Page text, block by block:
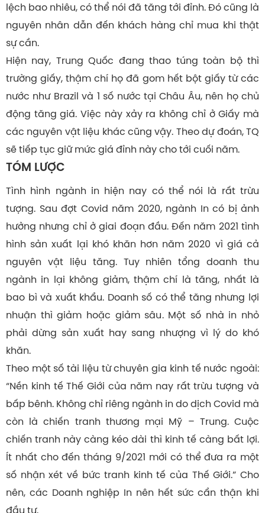
lệch bao nhiêu, có thể nói đã tăng tới đỉnh. Đó cũng là
nguyên nhân dẫn đến khách hàng chỉ mua khi thật
sự cần.
Hiện nay, Trung Quốc đang thao túng toàn bộ thì
trường giấy, thậm chí họ đã gom hết bột giấy từ các
nước như Brazil và 1 số nước tại Châu Âu, nên họ chủ
động tăng giá. Việc này xảy ra không chỉ ở Giấy mà
các nguyên vật liệu khác cũng vậy. Theo dự đoán, TQ
sẽ tiếp tục giữ mức giá đỉnh này cho tới cuối năm.
TÓM LƯỢC
Tình hình ngành in hiện nay có thể nói là rất trừu
tượng. Sau đợt Covid năm 2020, ngành In có bị ảnh
hưởng nhưng chỉ ở giai đoạn đầu. Đến năm 2021 tình
hình sản xuất lại khó khăn hơn năm 2020 vì giá cả
nguyên vật liệu tăng. Tuy nhiên tổng doanh thu
ngành in lại không giảm, thậm chí là tăng, nhất là
bao bì và xuất khẩu. Doanh số có thể tăng nhưng lợi
nhuận thì giảm hoặc giảm sâu. Một số nhà in nhỏ
phải dừng sản xuất hay sang nhượng vì lý do khó
khăn.
Theo một số tài liệu từ chuyên gia kinh tế nước ngoài:
“Nền kinh tế Thế Giới của năm nay rất trừu tượng và
bấp bênh. Không chỉ riêng ngành in do dịch Covid mà
còn là chiến tranh thương mại Mỹ – Trung. Cuộc
chiến tranh này càng kéo dài thì kinh tế càng bất lợi.
Ít nhất cho đến tháng 9/2021 mới có thể đưa ra một
số nhận xét về bức tranh kinh tế của Thế Giới.” Cho
nên, các Doanh nghiệp In nên hết sức cẩn thận khi
đầu tư.